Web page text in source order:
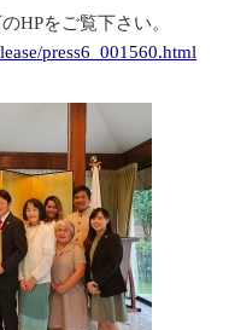
HPをご覧下さい。
press6_001560.html